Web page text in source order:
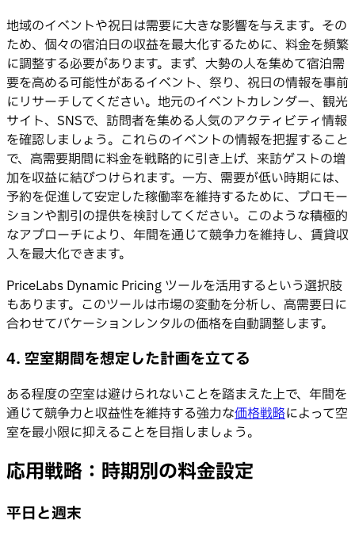
地域のイベントや祝日は需要に大きな影響を与えます。その
ため、個々の宿泊日の収益を最大化するために、料金を頻繁
に調整する必要があります。まず、大勢の人を集めて宿泊需
要を高める可能性があるイベント、祭り、祝日の情報を事前
にリサーチしてください。地元のイベントカレンダー、観光
サイト、SNSで、訪問者を集める人気のアクティビティ情報
を確認しましょう。これらのイベントの情報を把握すること
で、高需要期間に料金を戦略的に引き上げ、来訪ゲストの増
加を収益に結びつけられます。一方、需要が低い時期には、
予約を促進して安定した稼働率を維持するために、プロモー
ションや割引の提供を検討してください。このような積極的
なアプローチにより、年間を通じて競争力を維持し、賃貸収
入を最大化できます。
PriceLabs Dynamic Pricing ツールを活用するという選択肢
もあります。このツールは市場の変動を分析し、高需要日に
合わせてバケーションレンタルの価格を自動調整します。
4. 空室期間を想定した計画を立てる
ある程度の空室は避けられないことを踏まえた上で、年間を
通じて競争力と収益性を維持する強力な価格戦略によって空
室を最小限に抑えることを目指しましょう。
応用戦略：時期別の料金設定
平日と週末